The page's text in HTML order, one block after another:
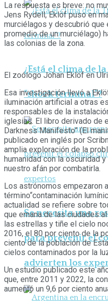
¿Está el clima de
“shock terminal”?
Se necesita una
para prevenir el
advierten los
La respuesta es breve: no
Jens Rydell, Eklöf puso en
murciélagos y descubrió que
promedio de un murciélago)
las colonias de la zona.
El zoólogo Johan Eklöf en
Esa investigación llevó a
iluminación artificial a otras
responsables de la
iglesias. El libro derivado de
Darkness Manifesto” (El
publicado en inglés por
amplia exploración de la
humanidad con la oscuridad
nuestro afán por combatirla.
Los astrónomos empezaron
término“contaminación
actualidad se refiere sobre
que emana de las ciudades
las estrellas y tiñe el cielo
2016, el 80 por ciento de la
ciento de la población de
cielos contaminados por la
Un estudio publicado este
que, entre 2011 y 2022, la
aumentó un 9,6 por ciento